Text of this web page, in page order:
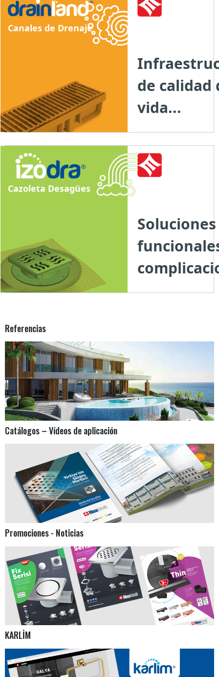
Canales de Drenaje
de calidad
vida...
Cazoleta Desagües
Soluciones
Referencias
Catálogos – Vídeos de aplicación
Promociones - Noticias
KARLİM